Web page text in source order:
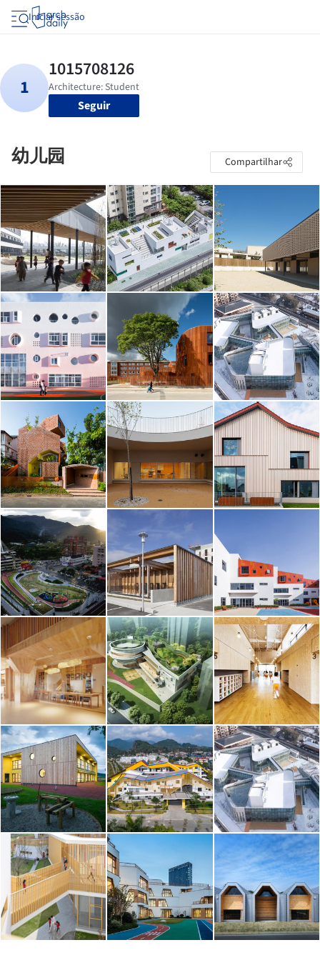
Iniciar sessão
Seguir
幼儿园 Compartilhar